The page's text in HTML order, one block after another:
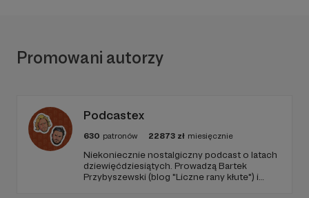
Promowani autorzy
Podcastex
630 patronów 22873 zł miesięcznie
Niekoniecznie nostalgiczny podcast o latach
dziewięćdziesiątych. Prowadzą Bartek
Przybyszewski (blog "Liczne rany kłute") i